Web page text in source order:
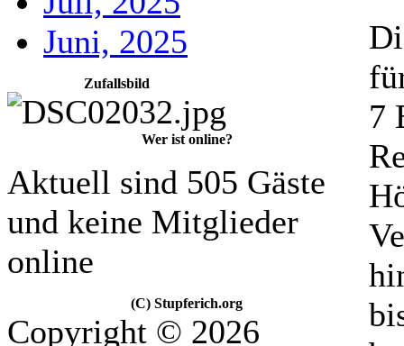
Juni, 2025
Zufallsbild
Wer ist online?
Aktuell sind 505 Gäste
und keine Mitglieder
online
(C) Stupferich.org
Copyright © 2026
7